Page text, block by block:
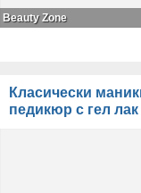
Beauty Zone
Класически
педикюр с гел лак